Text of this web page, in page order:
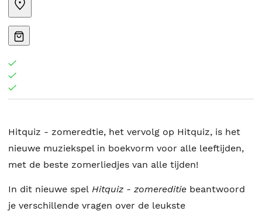
Hitquiz - zomeredtie, het vervolg op Hitquiz, is het
nieuwe muziekspel in boekvorm voor alle leeftijden,
met de beste zomerliedjes van alle tijden!
In dit nieuwe spel Hitquiz - zomereditie beantwoord
je verschillende vragen over de leukste